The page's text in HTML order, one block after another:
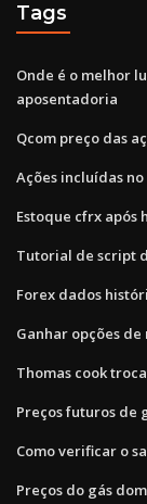
Tags
Onde é o melhor
aposentadoria
Qcom preço das
Ações incluídas
Estoque cfrx após
Tutorial de script
Forex dados
Ganhar opções
Thomas cook
Preços futuros de
Como verificar o
Preços do gás